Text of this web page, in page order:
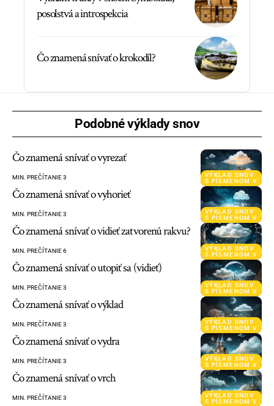
posolstvá a introspekcia
Čo znamená snívať o krokodíl?
Podobné výklady snov
VÝKLAD SNOV
S PÍSMENOM V
Čo znamená snívať o vyrezať
MIN. PREČÍTANIE 3
VÝKLAD SNOV
S PÍSMENOM V
Čo znamená snívať o vyhorieť
MIN. PREČÍTANIE 3
VÝKLAD SNOV
S PÍSMENOM V
Čo znamená snívať o vidieť zatvorenú rakvu?
MIN. PREČÍTANIE 6
VÝKLAD SNOV
S PÍSMENOM V
Čo znamená snívať o utopiť sa (vidieť)
MIN. PREČÍTANIE 3
VÝKLAD SNOV
S PÍSMENOM V
Čo znamená snívať o výklad
MIN. PREČÍTANIE 3
VÝKLAD SNOV
S PÍSMENOM V
Čo znamená snívať o vydra
MIN. PREČÍTANIE 3
VÝKLAD SNOV
S PÍSMENOM V
Čo znamená snívať o vrch
MIN. PREČÍTANIE 3